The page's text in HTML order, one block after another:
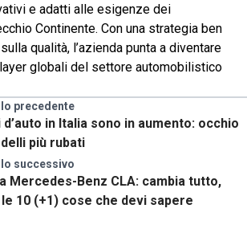
e adatti alle esigenze dei
Continente. Con una strategia ben
qualità, l’azienda punta a diventare
globali del settore automobilistico
precedente
in Italia sono in aumento: occhio
più rubati
successivo
Mercedes-Benz CLA: cambia tutto,
10 (+1) cose che devi sapere